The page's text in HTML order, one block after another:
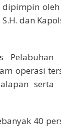
oleh
dan
operasi
40